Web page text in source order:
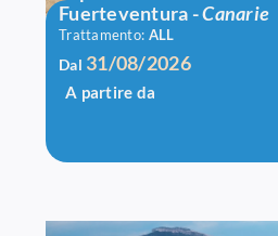
Fuerteventura -Canarie
Trattamento: ALL
Dal 31/08/2026
A partire da